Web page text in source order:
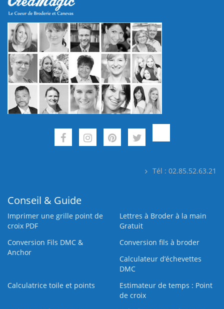
Tél : 02.85.52.63.21
Conseil & Guide
Imprimer une grille point de
croix PDF
Lettres à Broder à la main
Gratuit
Conversion Fils DMC &
Anchor
Conversion fils à broder
Calculateur d’échevettes
DMC
Calculatrice toile et points
Estimateur de temps : Point
de croix